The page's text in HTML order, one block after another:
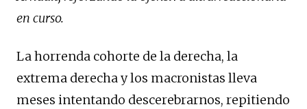
en curso.
La horrenda cohorte de la derecha, la
extrema derecha y los macronistas lleva
meses intentando descerebrarnos, repitiendo